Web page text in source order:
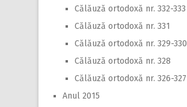
Călăuză ortodoxă nr. 332-333
Călăuză ortodoxă nr. 331
Călăuză ortodoxă nr. 329-330
Călăuză ortodoxă nr. 328
Călăuză ortodoxă nr. 326-327
Anul 2015